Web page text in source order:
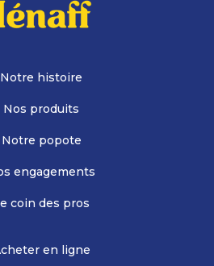
Notre histoire
Nos produits
Notre popote
engagements
coin des pros
en ligne